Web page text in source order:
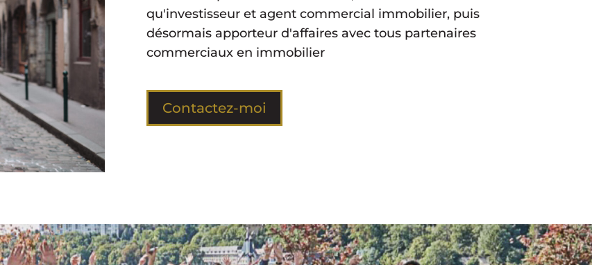
qu'investisseur et agent commercial immobilier, puis
désormais apporteur d'affaires avec tous partenaires
commerciaux en immobilier
Contactez-moi